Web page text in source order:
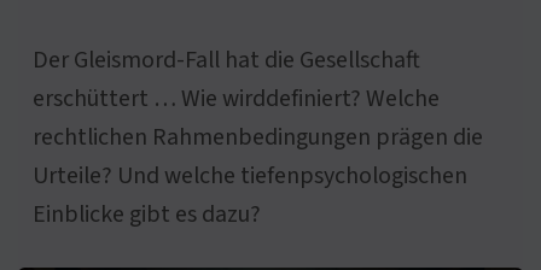
Der Gleismord-Fall hat die Gesellschaft
erschüttert … Wie wirddefiniert? Welche
rechtlichen Rahmenbedingungen prägen die
Urteile? Und welche tiefenpsychologischen
Einblicke gibt es dazu?